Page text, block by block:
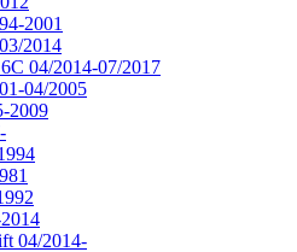
2001
2014
04/2014-07/2017
04/2005
2009
04/2014-